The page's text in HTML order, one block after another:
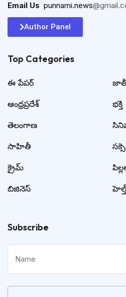
Email Us punnami.news
Author Panel
Top Categories​
ఈ పేపర్
ఆంధ్రప్రదేశ్
తెలంగాణ
సాహితీ
క్రైమ్
బిజినెస్
భక్తి
Subscribe